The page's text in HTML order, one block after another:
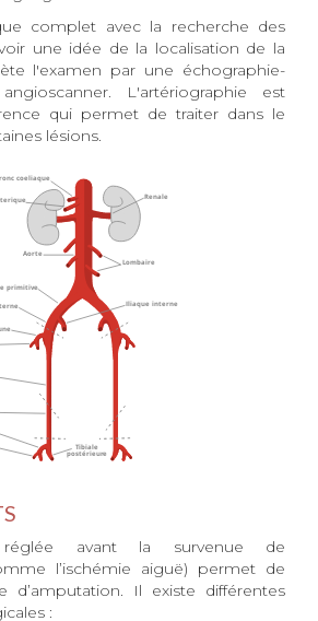
complet avec la recherche des
une idée de la localisation de la
l'examen par une échographie-
L'artériographie est
qui permet de traiter dans le
lésions.
avant la survenue de
l’ischémie aiguë) permet de
d’amputation. Il existe différentes
: